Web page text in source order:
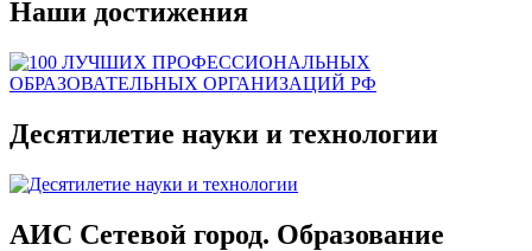
Наши достижения
Десятилетие науки и технологии
АИС Сетевой город. Образование